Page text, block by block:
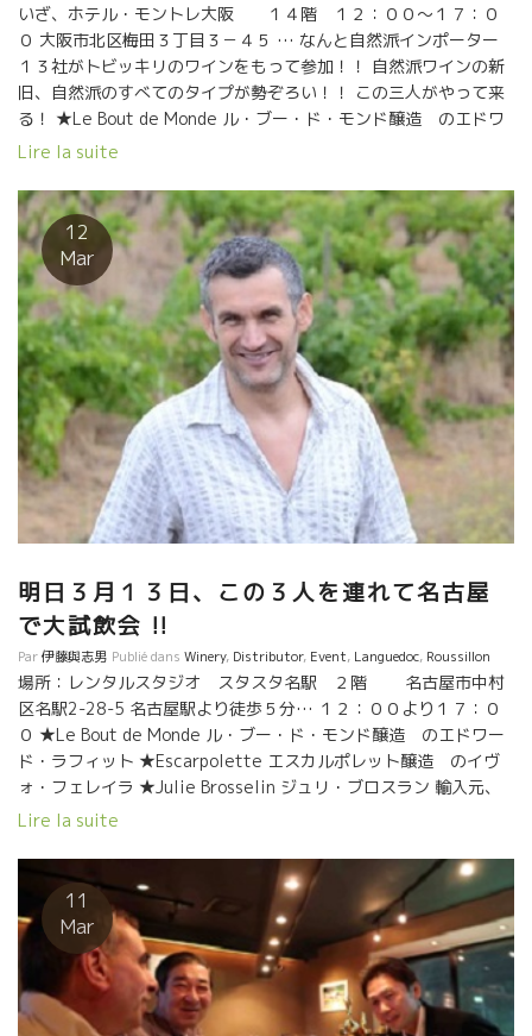
いざ、ホテル・モントレ大阪 １４階 １２：００～１７：０
０ 大阪市北区梅田３丁目３－４５ … なんと自然派インポーター
１３社がトビッキリのワインをもって参加！！ 自然派ワインの新
旧、自然派のすべてのタイプが勢ぞろい！！ この三人がやって来
る！ ★Le Bout de Monde ル・ブー・ド・モンド醸造 のエドワ
ード・ラフィット ★Escarpolette エスカルポレット醸造 のイ
Lire la suite
12
Mar
明日３月１３日、この３人を連れて名古屋
で大試飲会 !!
Par伊藤與志男 Publié dans Winery, Distributor, Event, Languedoc, Roussillon
場所：レンタルスタジオ スタスタ名駅 ２階 名古屋市中村
区名駅2-28-5 名古屋駅より徒歩５分… １２：００より１７：０
０ ★Le Bout de Monde ル・ブー・ド・モンド醸造 のエドワー
ド・ラフィット ★Escarpolette エスカルポレット醸造 のイヴ
ォ・フェレイラ ★Julie Brosselin ジュリ・ブロスラン 輸入元、
野村ユニソン社のワイン、サンフォニー社のワインが色々試飲で
Lire la suite
11
Mar